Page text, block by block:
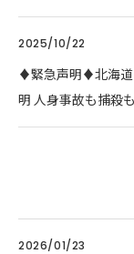
2025/10/22
♦️緊急声明♦️北海道
明 人身事故も捕殺
2026/01/23